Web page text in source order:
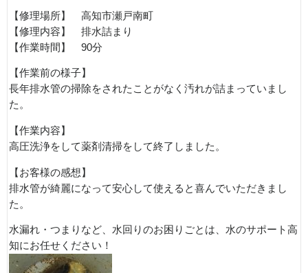
【修理場所】 高知市瀬戸南町
【修理内容】 排水詰まり
【作業時間】 90分
【作業前の様子】
長年排水管の掃除をされたことがなく汚れが詰まっていまし
た。
【作業内容】
高圧洗浄をして薬剤清掃をして終了しました。
【お客様の感想】
排水管が綺麗になって安心して使えると喜んでいただきまし
た。
水漏れ・つまりなど、水回りのお困りごとは、水のサポート高
知にお任せください！